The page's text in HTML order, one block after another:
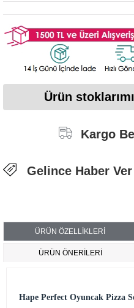
Ürün
Kargo
Gelince Haber Ver
ÜRÜN ÖZELLIKLERI
ÜRÜN ÖNERILERI
Hape Perfect Oyuncak Pizza